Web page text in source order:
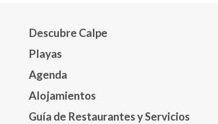
Descubre Calpe
Playas
Agenda
Alojamientos
Guía de Restaurantes y Servicios